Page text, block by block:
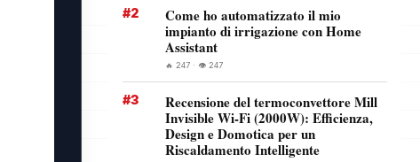
#2
Come ho automatizzato il mio
impianto di irrigazione con Home
Assistant
🔥 247 · 👁️ 247
#3
Recensione del termoconvettore Mill
Invisible Wi-Fi (2000W): Efficienza,
Design e Domotica per un
Riscaldamento Intelligente